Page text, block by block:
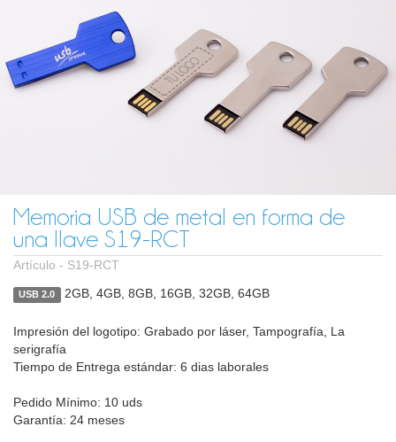
Memoria USB de metal en forma de
una llave S19-RCT
Artículo - S19-RCT
USB 2.0 2GB, 4GB, 8GB, 16GB, 32GB, 64GB
Impresión del logotipo: Grabado por láser, Tampografía, La
serigrafía
Tiempo de Entrega estándar: 6 dias laborales
Pedido Mínimo: 10 uds
Garantía: 24 meses